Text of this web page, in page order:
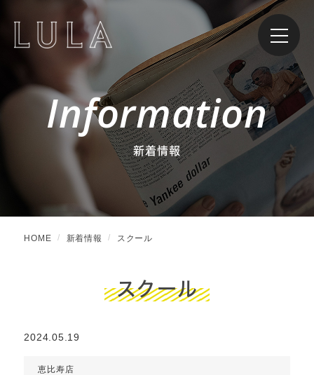
Information
新着情報
HOME 新着情報 スクール
スクール
2024.05.19
恵比寿店